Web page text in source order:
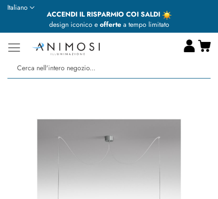
ACCENDI IL RISPARMIO COI SALDI
design iconico e offertea tempo limitato
Lingua
Italiano